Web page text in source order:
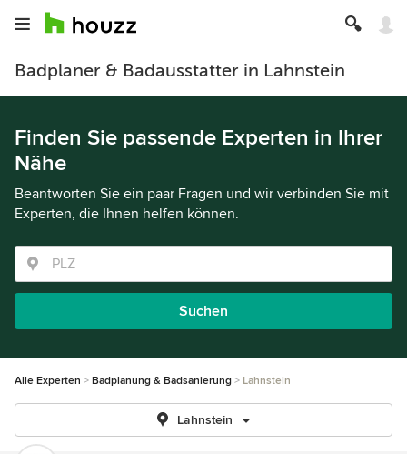
Badplaner & Badausstatter in Lahnstein
Finden Sie passende Experten in Ihrer
Nähe
Beantworten Sie ein paar Fragen und wir verbinden Sie mit
Experten, die Ihnen helfen können.
Suchen
Alle Experten Badplanung & Badsanierung Lahnstein
Lahnstein